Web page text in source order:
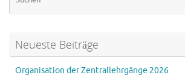
Neueste Beiträge
Organisation der Zentrallehrgänge 2026